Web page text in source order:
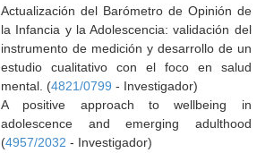
Actualización del Barómetro de Opinión de
la Infancia y la Adolescencia: validación del
instrumento de medición y desarrollo de un
estudio cualitativo con el foco en salud
mental. (4821/0799 - Investigador)
A positive approach to wellbeing in
adolescence and emerging adulthood
(4957/2032 - Investigador)